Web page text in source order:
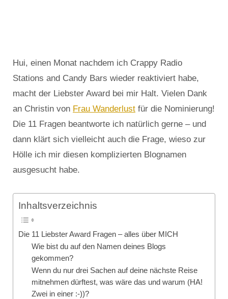
Hui, einen Monat nachdem ich Crappy Radio
Stations and Candy Bars wieder reaktiviert habe,
macht der Liebster Award bei mir Halt. Vielen Dank
an Christin von Frau Wanderlust für die Nominierung!
Die 11 Fragen beantworte ich natürlich gerne – und
dann klärt sich vielleicht auch die Frage, wieso zur
Hölle ich mir diesen komplizierten Blognamen
ausgesucht habe.
Inhaltsverzeichnis
Die 11 Liebster Award Fragen – alles über MICH
Wie bist du auf den Namen deines Blogs
gekommen?
Wenn du nur drei Sachen auf deine nächste Reise
mitnehmen dürftest, was wäre das und warum (HA!
Zwei in einer :-))?